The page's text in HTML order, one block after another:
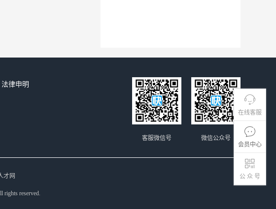
在线客服
会员中心
公 众 号
法律申明
微信公众号
客服微信号
才网
rights reserved.